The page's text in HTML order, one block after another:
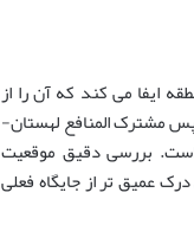
ایفا می کند که آن را از
مشترک المنافع لهستان-
است. بررسی دقیق موقعیت
عمیق تر از جایگاه فعلی